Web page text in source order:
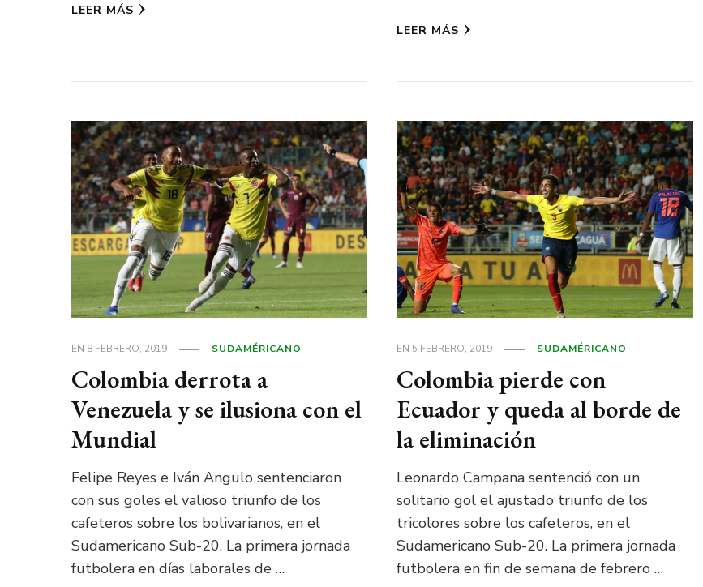
LEER MÁS
LEER MÁS
EN 8 FEBRERO, 2019 SUDAMÉRICANO
Colombia derrota a
Venezuela y se ilusiona con el
Mundial
Felipe Reyes e Iván Angulo sentenciaron
con sus goles el valioso triunfo de los
cafeteros sobre los bolivarianos, en el
Sudamericano Sub-20. La primera jornada
futbolera en días laborales de …
EN 5 FEBRERO, 2019 SUDAMÉRICANO
Colombia pierde con
Ecuador y queda al borde de
la eliminación
Leonardo Campana sentenció con un
solitario gol el ajustado triunfo de los
tricolores sobre los cafeteros, en el
Sudamericano Sub-20. La primera jornada
futbolera en fin de semana de febrero …